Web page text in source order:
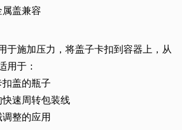
盖兼容
于施加压力，将盖子卡扣到容器上，从
用于：
盖的瓶子
速周转包装线
整的应用